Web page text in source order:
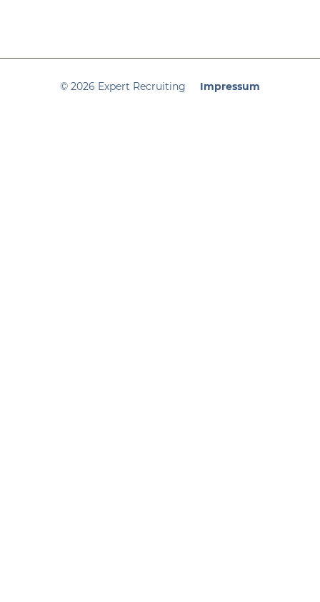
© 2026 Expert Recruiting Impressum